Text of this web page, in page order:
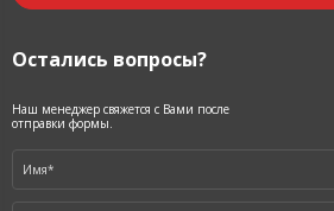
Остались вопросы?
Наш менеджер свяжется с Вами после
отправки формы.